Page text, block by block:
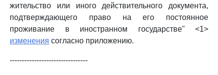
жительство или иного действительного документа,
подтверждающего право на его постоянное
проживание в иностранном государстве" <1>
изменения согласно приложению.
--------------------------------